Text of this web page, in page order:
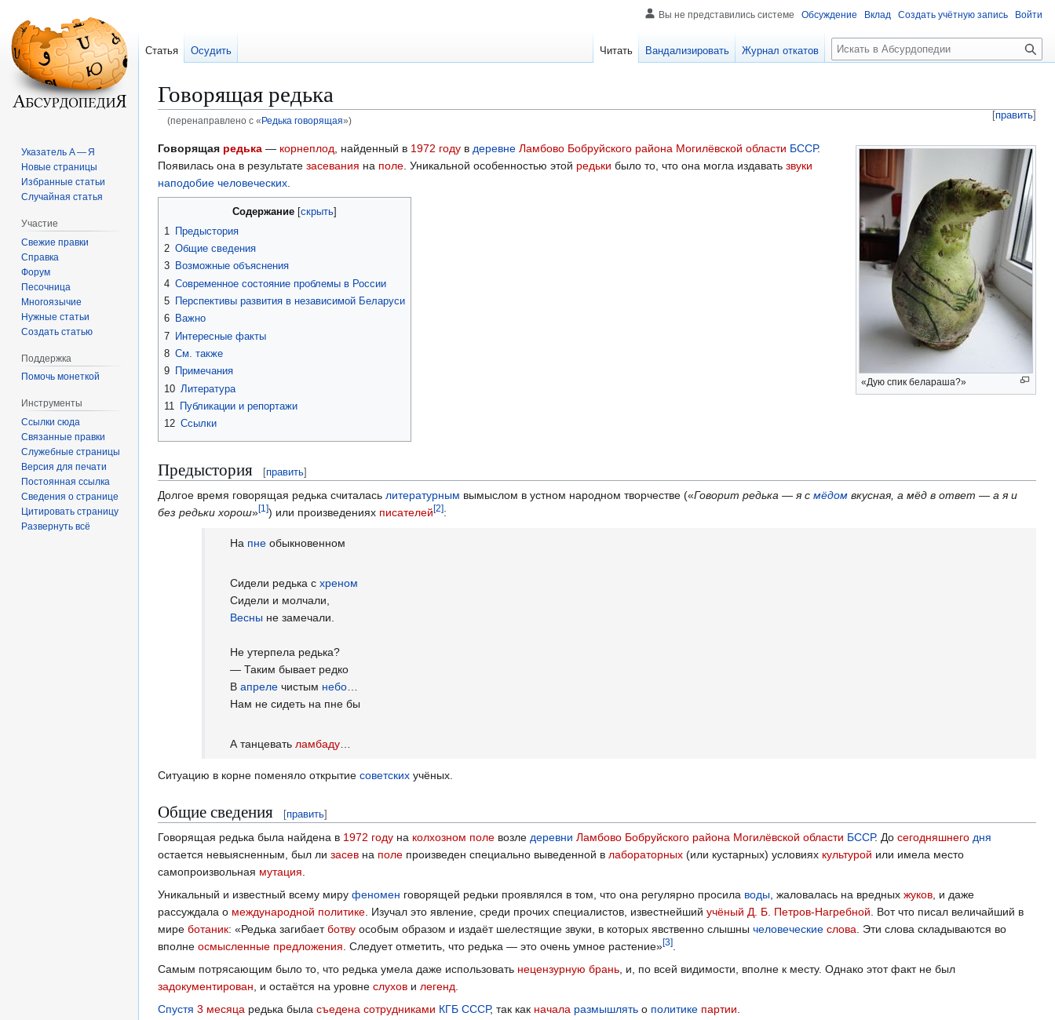
Говорящая редька
[править]
(перенаправлено с « Редька говорящая»)
Перейти
к
навигации
Перейти
к
поиску
«Дую спик белараша?»
Говорящая редька — корнеплод , найденный в 1972 году в деревне Ламбово Бобруйского района Могилёвской области БССР.
Появилась она в результате засевания на поле . Уникальной особенностью этой редьки было то, что она могла издавать звуки
наподобие человеческих
Содержание
1
Предыстория
2 Общие сведения
3 Возможные объяснения
4 Современное состояние проблемы в России
5 Перспективы развития в независимой Беларуси
6 Важно
7 Интересные факты
8 См. также
9 Примечания
10 Литература
11
Публикации и репортажи
12 Ссылки
Предыстория [править]
Долгое время говорящая редька считалась литературным вымыслом в устном народном творчестве («Говорит редька — я с мёдом вкусная, а мёд в ответ — а я и
без редьки хорош»[1 ]) или произведениях писателей[2]:
На пнеобыкновенном
Сидели редька с хреном
Сидели и молчали,
Весны не замечали.
Не утерпела редька?
— Таким бывает редко
В апрелечистым небо…
Нам не сидеть на пне бы
А танцевать ламбаду…
Ситуацию в корне поменяло открытие советских учёных.
Общие сведения [править]
Говорящая редька была найдена в 1972 году на колхозном поле возле деревни Ламбово Бобруйского района Могилёвской области БССР. До сегодняшнего дня
остается невыясненным, был ли засев на поле произведен специально выведенной в лабораторных (или кустарных) условиях культурой или имела место
самопроизвольная мутация.
Уникальный и известный всему миру феномен говорящей редьки проявлялся в том, что она регулярно просила воды, жаловалась на вредных жуков, и даже
рассуждала о международной политике. Изучал это явление, среди прочих специалистов, известнейший учёный Д. Б. Петров-Нагребной. Вот что писал величайший в
мире ботаник: «Редька загибаетботву особым образом и издаёт шелестящие звуки, в которых явственно слышны человеческие слова. Эти слова складываются во
вполне осмысленные предложения. Следует отметить, что редька — это очень умное растение»[3].
Самым потрясающим было то, что редька умела даже использовать нецензурную брань, и, по всей видимости, вполне к месту. Однако этот факт не был
задокументирован, и остаётся на уровне слухов и легенд.
Спустя 3 месяца редька была съедена сотрудниками КГБ СССР, так как начала размышлять о политике партии.
Вы не представились системе Обсуждение Вклад Создать учётную запись Войти
Статья Осудить Читать Вандализировать Журнал откатов
П
о
к
Указатель А — Я
Новые страницы
Избранные статьи
Случайная статья
Участие
Свежие правки
Справка
Форум
Песочница
Многоязычие
Нужные статьи
Создать статью
Поддержка
Помочь монеткой
Инструменты
Ссылки сюда
Связанные правки
Служебные страницы
Версия для печати
Постоянная ссылка
Сведения о странице
Цитировать страницу
Развернуть всё